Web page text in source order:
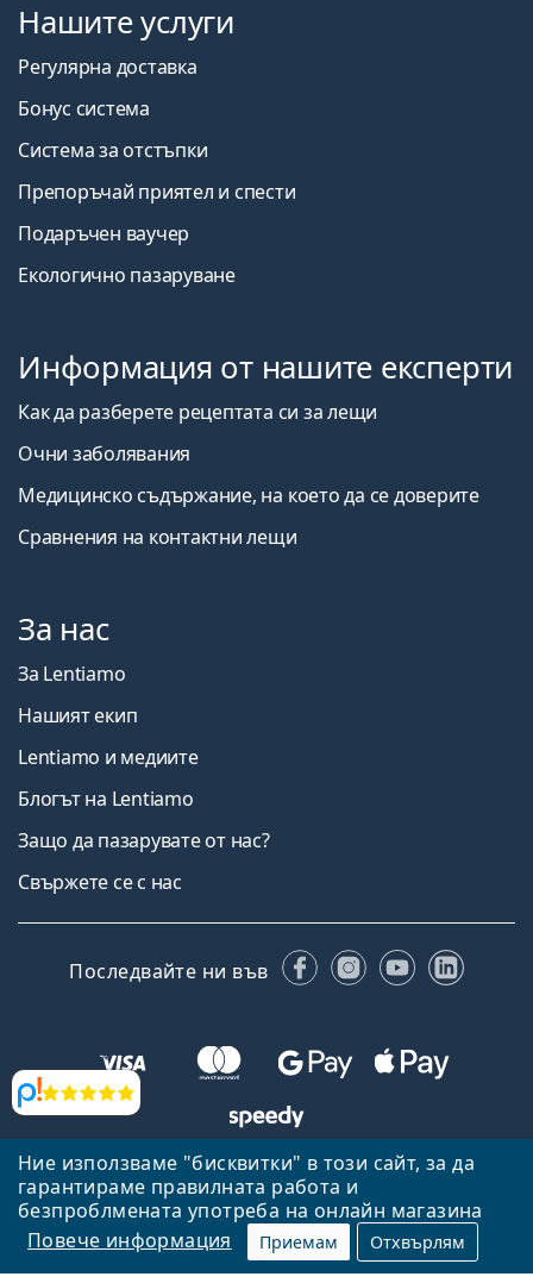
Ние използваме "бисквитки" в този сайт, за да
гарантираме правилната работа и
безпроблмената употреба на онлайн магазина
Повече информация
Приемам Отхвърлям
Прегледи
Нашите услуги
Регулярна доставка
Бонус система
Система за отстъпки
Препоръчай приятел и спести
Подаръчен ваучер
Екологично пазаруване
Информация от нашите експерти
Как да разберете рецептата си за лещи
Очни заболявания
Медицинско съдържание, на което да се доверите
Сравнения на контактни лещи
За нас
За Lentiamo
Нашият екип
Lentiamo и медиите
Блогът на Lentiamo
Защо да пазарувате от нас?
Свържете се с нас
Последвайте ни във FacebookInstagram
YouTube
Назад към началната страница
Нагоре
Lentiamo.bg е собственост и се управлява от Lentiamo s.r.o.,
Република Чехия
Тук сме за вас в продължение на 18 години.